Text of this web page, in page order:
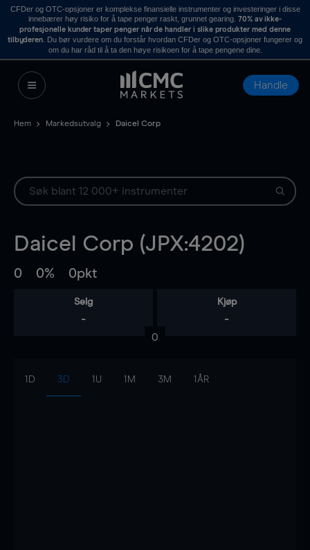
CFDer og OTC-opsjoner er komplekse finansielle instrumenter og investeringer i disse
innebærer høy risiko for å tape penger raskt, grunnet gearing. 70% av ikke-
profesjonelle kunder taper penger når de handler i slike produkter med denne
tilbyderen . Du bør vurdere om du forstår hvordan CFDer og OTC-opsjoner fungerer og
om du har råd til å ta den høye risikoen for å tape pengene dine.
Handle
Hem Markedsutvalg Daicel Corp
Daicel Corp (JPX:4202)
0 0% 0pkt
Selg
-
Kjøp
-
0
1D 3D 1U 1M 3M 1ÅR